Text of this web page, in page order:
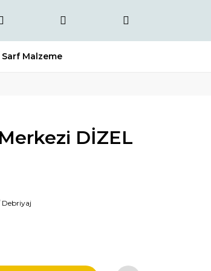
Malzeme
DİZEL
Debriyaj